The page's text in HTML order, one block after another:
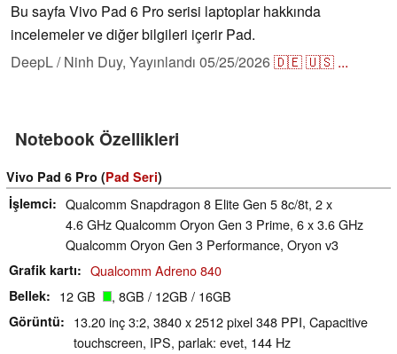
Bu sayfa Vivo Pad 6 Pro serisi laptoplar hakkında
incelemeler ve diğer bilgileri içerir Pad.
DeepL / Ninh Duy, Yayınlandı 05/25/2026🇩🇪🇺🇸 ...
Notebook Özellikleri
Vivo Pad 6 Pro (Pad Seri)
İşlemci
Qualcomm Snapdragon 8 Elite Gen 5 8c/8t, 2 x
4.6 GHz Qualcomm Oryon Gen 3 Prime, 6 x 3.6 GHz
Qualcomm Oryon Gen 3 Performance, Oryon v3
Grafik kartı Qualcomm Adreno 840
Bellek 12 GB , 8GB / 12GB / 16GB
Görüntü
13.20 inç 3:2, 3840 x 2512 pixel 348 PPI, Capacitive
touchscreen, IPS, parlak: evet, 144 Hz